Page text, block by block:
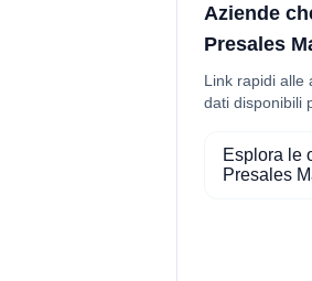
Aziende
Presales
Link rapidi alle
dati disponibili
Esplora le
Presales